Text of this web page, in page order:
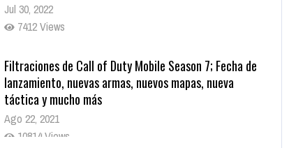
Jul 30, 2022
7412 Views
Filtraciones de Call of Duty Mobile Season 7; Fecha de
lanzamiento, nuevas armas, nuevos mapas, nueva
táctica y mucho más
Ago 22, 2021
10814 Views